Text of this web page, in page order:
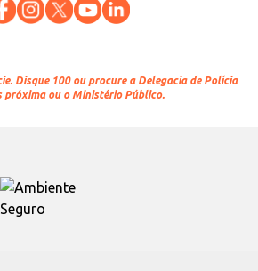
Disque 100 ou procure a Delegacia de Polícia
próxima ou o Ministério Público.